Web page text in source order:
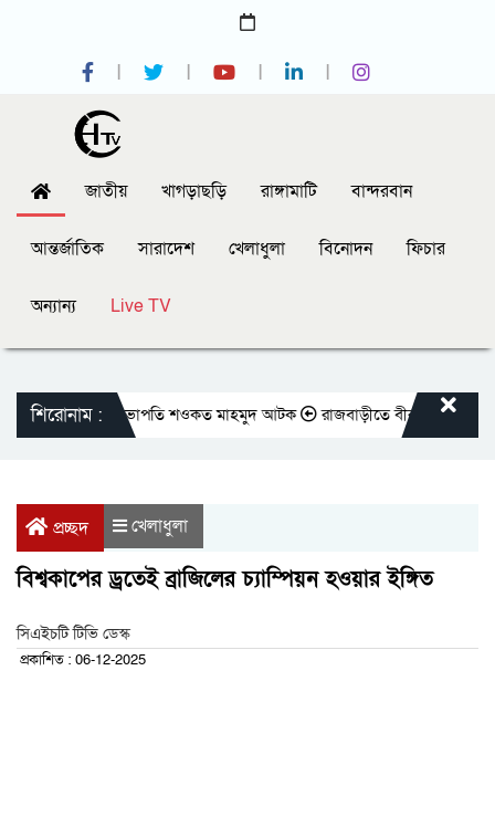
জাতীয় খাগড়াছড়ি রাঙ্গামাটি বান্দরবান
আন্তর্জাতিক সারাদেশ খেলাধুলা বিনোদন ফিচার
অন্যান্য Live TV
শিরোনাম :
সাবেক সভাপতি শওকত মাহমুদ আটক রাজবাড়ীতে বীর মুক্তিযোদ্ধাদের
প্রচ্ছদ খেলাধুলা
বিশ্বকাপের ড্রতেই ব্রাজিলের চ্যাম্পিয়ন হওয়ার ইঙ্গিত
সিএইচটি টিভি ডেস্ক
প্রকাশিত : 06-12-2025